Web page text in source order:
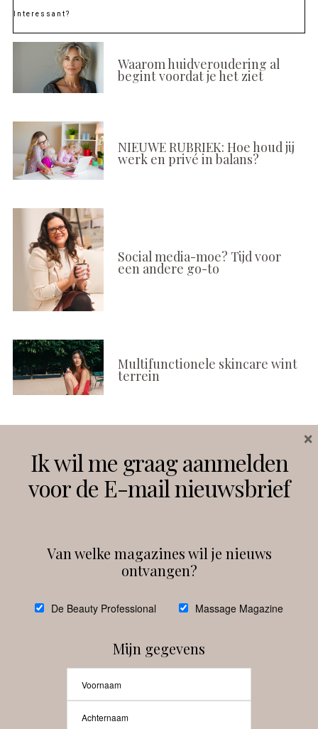
Interessant?
Waarom huidveroudering al
begint voordat je het ziet
NIEUWE RUBRIEK: Hoe houd jij
werk en privé in balans?
Social media-moe? Tijd voor
een andere go-to
Multifunctionele skincare wint
terrein
Instagram Facebook
debeautyprofessional
Ik wil me graag aanmelden
voor de E-mail nieuwsbrief
Van welke magazines wil je nieuws
ontvangen?
De Beauty Professional Massage Magazine
Mijn gegevens
×